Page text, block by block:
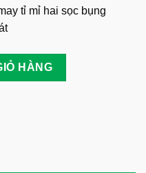
tỉ mỉ hai sọc bụng
HÀNG